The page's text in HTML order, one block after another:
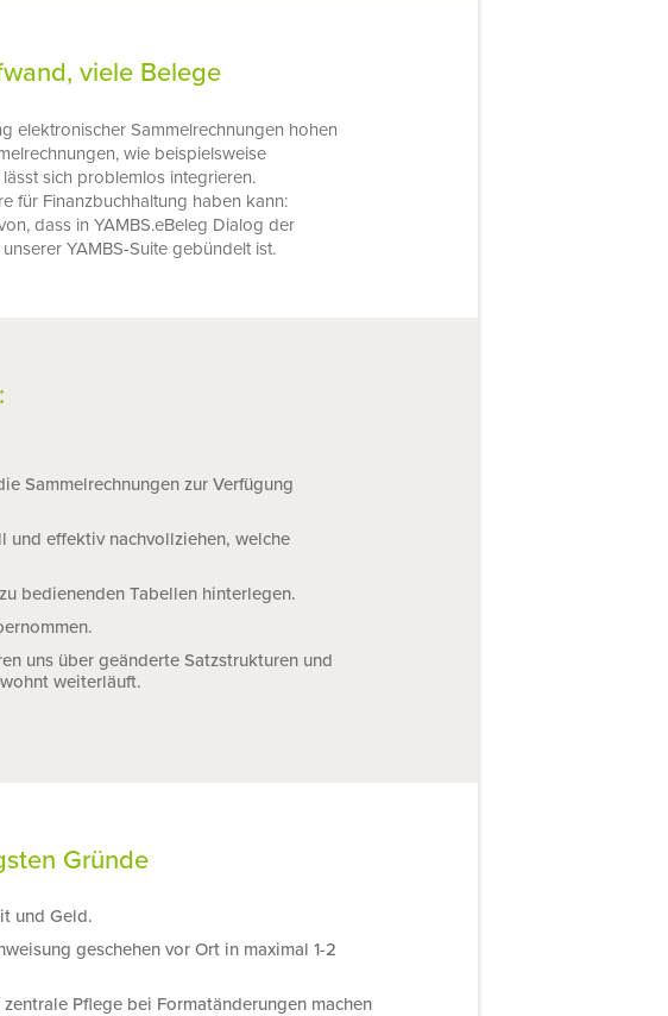
viele Belege
elektronischer Sammelrechnungen hohen
wie beispielsweise
sich problemlos integrieren.
für Finanzbuchhaltung haben kann:
dass in YAMBS.eBeleg Dialog der
YAMBS-Suite gebündelt ist.
Sammelrechnungen zur Verfügung
und effektiv nachvollziehen, welche
bedienenden Tabellen hinterlegen.
uns über geänderte Satzstrukturen und
weiterläuft.
Gründe
und Geld.
geschehen vor Ort in maximal 1-2
Pflege bei Formatänderungen machen